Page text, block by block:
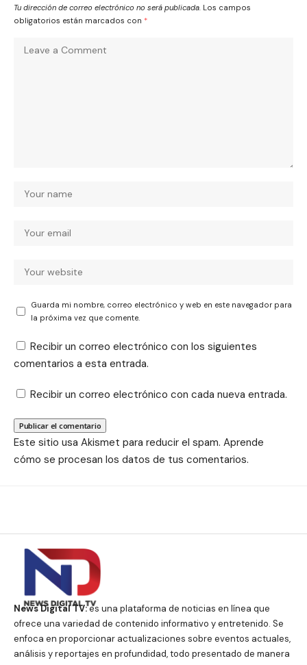
Tu dirección de correo electrónico no será publicada. Los campos
obligatorios están marcados con *
Guarda mi nombre, correo electrónico y web en este navegador para
la próxima vez que comente.
Recibir un correo electrónico con los siguientes
comentarios a esta entrada.
Recibir un correo electrónico con cada nueva entrada.
Este sitio usa Akismet para reducir el spam. Aprende
cómo se procesan los datos de tus comentarios.
News Digital TV:es una plataforma de noticias en línea que
ofrece una variedad de contenido informativo y entretenido. Se
enfoca en proporcionar actualizaciones sobre eventos actuales,
análisis y reportajes en profundidad, todo presentado de manera